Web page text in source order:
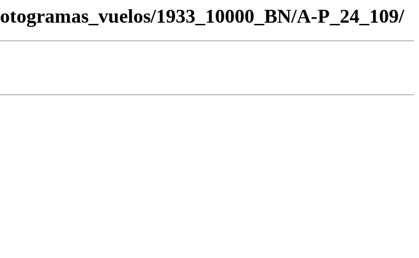
1933_10000_BN/A-P_24_109/